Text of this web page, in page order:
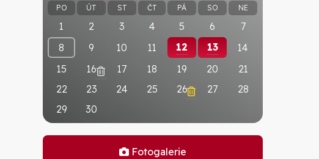
PO
ÚT ST ČT PÁ SO NE
1 2 3 4 5 6
7
8
9 10 11 12 13
14
15
16 17 18 19 20
21
22
23 24 25 26 27
28
29
30
Fotogalerie